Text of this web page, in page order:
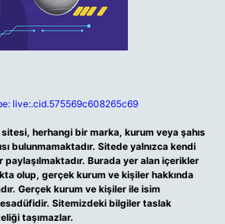
live:.cid.575569c608265c69
herhangi bir marka, kurum veya şahıs
bulunmamaktadır. Sitede yalnızca kendi
paylaşılmaktadır. Burada yer alan içerikler
olup, gerçek kurum ve kişiler hakkında
Gerçek kurum ve kişiler ile isim
Sitemizdeki bilgiler taslak
taşımazlar.